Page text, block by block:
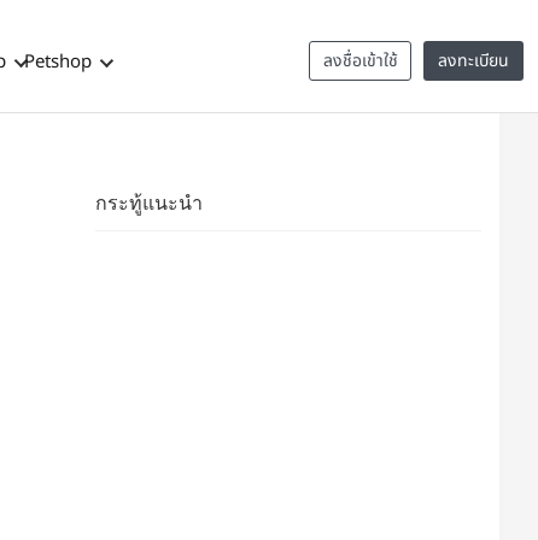
ลงชื่อเข้าใช้ ลงทะเบียน
Petshop
กระทู้แนะนำ